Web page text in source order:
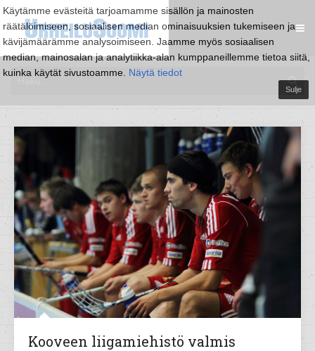
Käytämme evästeitä tarjoamamme sisällön ja mainosten
räätälöimiseen, sosiaalisen median ominaisuuksien tukemiseen ja
kävijämäärämme analysoimiseen. Jaamme myös sosiaalisen
median, mainosalan ja analytiikka-alan kumppaneillemme tietoa siitä,
kuinka käytät sivustoamme. Näytä tiedot
Sulje
Kooveen liigamiehistö valmis